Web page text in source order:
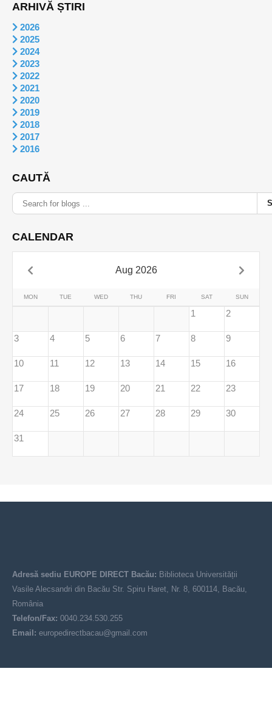
ARHIVĂ ȘTIRI
2026
2025
2024
2023
2022
2021
2020
2019
2018
2017
2016
CAUTĂ
CALENDAR
Aug 2026
MON TUE WED THU FRI SAT SUN
1 2
3 4 5 6 7 8 9
10 11 12 13 14 15 16
17 18 19 20 21 22 23
24 25 26 27 28 29 30
31
Adresă sediu EUROPE DIRECT Bacău: Biblioteca Universității
Vasile Alecsandri din Bacău Str. Spiru Haret, Nr. 8, 600114, Bacău,
România
Telefon/Fax: 0040.234.530.255
Email: europedirectbacau@gmail.com